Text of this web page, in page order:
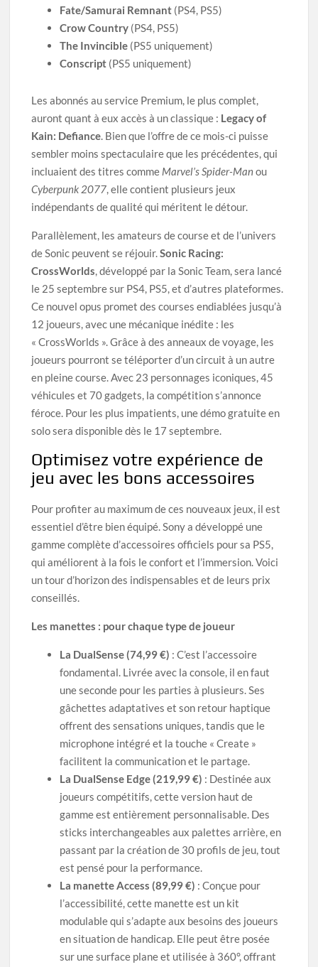
Fate/Samurai Remnant (PS4, PS5)
Crow Country (PS4, PS5)
The Invincible (PS5 uniquement)
Conscript (PS5 uniquement)
Les abonnés au service Premium, le plus complet,
auront quant à eux accès à un classique : Legacy of
Kain: Defiance. Bien que l’offre de ce mois-ci puisse
sembler moins spectaculaire que les précédentes, qui
incluaient des titres comme Marvel’s Spider-Manou
Cyberpunk 2077, elle contient plusieurs jeux
indépendants de qualité qui méritent le détour.
Parallèlement, les amateurs de course et de l’univers
de Sonic peuvent se réjouir.Sonic Racing:
CrossWorlds, développé par la Sonic Team, sera lancé
le 25 septembre sur PS4, PS5, et d’autres plateformes.
Ce nouvel opus promet des courses endiablées jusqu’à
12 joueurs, avec une mécanique inédite : les
« CrossWorlds ». Grâce à des anneaux de voyage, les
joueurs pourront se téléporter d’un circuit à un autre
en pleine course. Avec 23 personnages iconiques, 45
véhicules et 70 gadgets, la compétition s’annonce
féroce. Pour les plus impatients, une démo gratuite en
solo sera disponible dès le 17 septembre.
Optimisez votre expérience de
jeu avec les bons accessoires
Pour profiter au maximum de ces nouveaux jeux, il est
essentiel d’être bien équipé. Sony a développé une
gamme complète d’accessoires officiels pour sa PS5,
qui améliorent à la fois le confort et l’immersion. Voici
un tour d’horizon des indispensables et de leurs prix
conseillés.
Les manettes : pour chaque type de joueur
La DualSense (74,99 €) : C’est l’accessoire
fondamental. Livrée avec la console, il en faut
une seconde pour les parties à plusieurs. Ses
gâchettes adaptatives et son retour haptique
offrent des sensations uniques, tandis que le
microphone intégré et la touche « Create »
facilitent la communication et le partage.
La DualSense Edge (219,99 €) : Destinée aux
joueurs compétitifs, cette version haut de
gamme est entièrement personnalisable. Des
sticks interchangeables aux palettes arrière, en
passant par la création de 30 profils de jeu, tout
est pensé pour la performance.
La manette Access (89,99 €) : Conçue pour
l’accessibilité, cette manette est un kit
modulable qui s’adapte aux besoins des joueurs
en situation de handicap. Elle peut être posée
sur une surface plane et utilisée à 360°, offrant